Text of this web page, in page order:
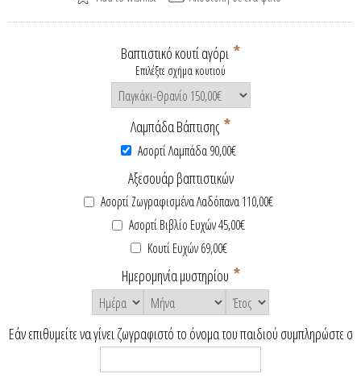
Βαπτιστικό κουτί αγόρι *
Επιλέξτε σχήμα κουτιού
Λαμπάδα Βάπτισης *
Ασορτί Λαμπάδα 90,00€
Αξεσουάρ βαπτιστικών
Ασορτί Ζωγραφισμένα Λαδόπανα 110,00€
Ασορτί Βιβλίο Ευχών 45,00€
Κουτί Ευχών 69,00€
Ημερομηνία μυστηρίου *
Εάν επιθυμείτε να γίνει ζωγραφιστό το όνομα του παιδιού συμπληρώστε